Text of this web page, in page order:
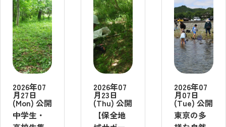
2026年07
月27日
(Mon) 公開
中学生・
2026年07
月23日
(Thu) 公開
【保全地
2026年07
月07日
(Tue) 公開
東京の多